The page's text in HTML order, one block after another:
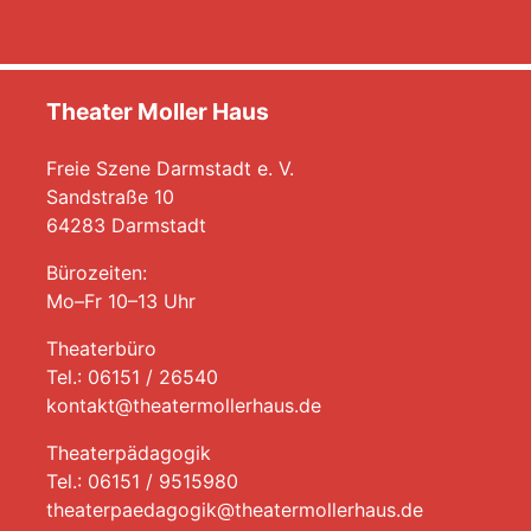
Theater Moller Haus
Freie Szene Darmstadt e. V.
Sandstraße 10
64283 Darmstadt
Bürozeiten:
Mo–Fr 10–13 Uhr
Theaterbüro
Tel.: 06151 / 26540
kontakt@theatermollerhaus.de
Theaterpädagogik
Tel.: 06151 / 9515980
theaterpaedagogik@theatermollerhaus.de